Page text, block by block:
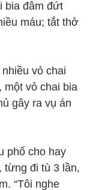
bia đâm đứt
máu; tắt thở
vỏ chai
một vỏ chai bia
gây ra vụ án
phố cho hay
từng đi tù 3 lần,
“Tôi nghe